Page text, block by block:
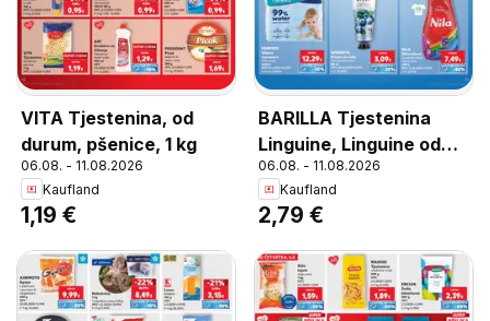
VITA Tjestenina, od
durum, pšenice, 1 kg
06.08. - 11.08.2026
Kaufland
1,19 €
BARILLA Tjestenina
Linguine, Linguine od
durum pšenice 500 g
06.08. - 11.08.2026
Kaufland
2,79 €